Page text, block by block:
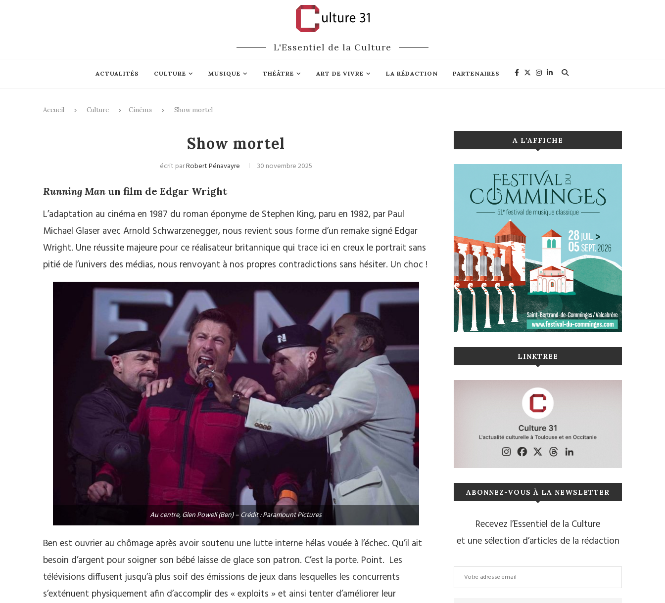
L'Essentiel de la Culture
ACTUALITÉS CULTURE MUSIQUE THÉÂTRE ART DE VIVRE LA RÉDACTION PARTENAIRES
Accueil Culture Cinéma Show mortel
Show mortel
écrit parRobert Pénavayre 30 novembre 2025
Running Man un film de Edgar Wright
L’adaptation au cinéma en 1987 du roman éponyme de Stephen King, paru en 1982, par Paul
Michael Glaser avec Arnold Schwarzenegger, nous revient sous forme d’un remake signé Edgar
Wright. Une réussite majeure pour ce réalisateur britannique qui trace ici en creux le portrait sans
pitié de l’univers des médias, nous renvoyant à nos propres contradictions sans hésiter. Un choc !
Au centre, Glen Powell (Ben) – Crédit : Paramount Pictures
Ben est ouvrier au chômage après avoir soutenu une lutte interne hélas vouée à l’échec. Qu’il ait
besoin d’argent pour soigner son bébé laisse de glace son patron. C’est la porte. Point. Les
télévisions diffusent jusqu’à plus soif des émissions de jeux dans lesquelles les concurrents
s’exténuent physiquement afin d’accomplir des « exploits » et ainsi tenter d’améliorer leur
A L’AFFICHE
LINKTREE
ABONNEZ-VOUS À LA NEWSLETTER
Recevez l’Essentiel de la Culture
et une sélection d’articles de la rédaction